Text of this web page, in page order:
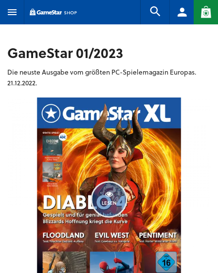
GameStar 01/2023
Die neuste Ausgabe vom größten PC-Spielemagazin Europas.
21.12.2022.
LESEN